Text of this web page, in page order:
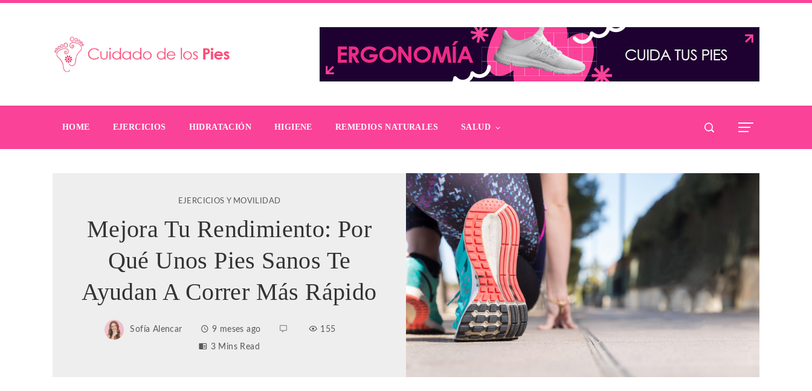
HOME EJERCICIOS HIDRATACIÓN HIGIENE REMEDIOS NATURALES SALUD
EJERCICIOS Y MOVILIDAD
Mejora Tu Rendimiento: Por
Qué Unos Pies Sanos Te
Ayudan A Correr Más Rápido
Sofía Alencar 9 meses ago
155
3 Mins Read